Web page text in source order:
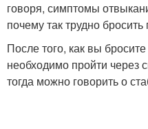
говоря, симптомы
почему так трудно бросить
После того, как вы
необходимо пройти через
тогда можно говорить о